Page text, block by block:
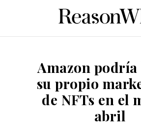
Amazon
su propio
de NFTs en el
abril